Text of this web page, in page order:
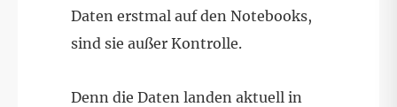
Daten erstmal auf den Notebooks,
sind sie außer Kontrolle.
Denn die Daten landen aktuell in